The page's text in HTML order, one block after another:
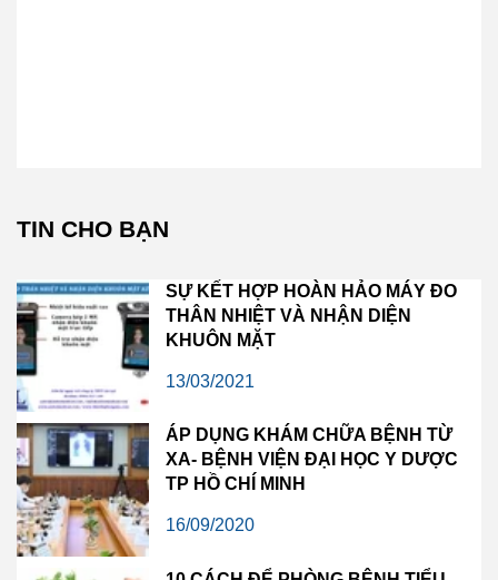
TIN CHO BẠN
SỰ KẾT HỢP HOÀN HẢO MÁY ĐO
THÂN NHIỆT VÀ NHẬN DIỆN
KHUÔN MẶT
13/03/2021
ÁP DỤNG KHÁM CHỮA BỆNH TỪ
XA- BỆNH VIỆN ĐẠI HỌC Y DƯỢC
TP HỒ CHÍ MINH
16/09/2020